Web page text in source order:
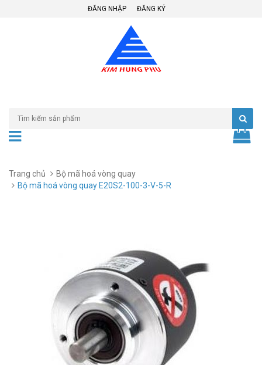
ĐĂNG NHẬP ĐĂNG KÝ
Trang chủ
Bộ mã hoá vòng quay
Bộ mã hoá vòng quay E20S2-100-3-V-5-R